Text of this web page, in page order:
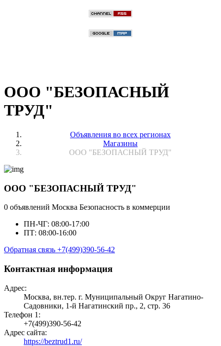
ООО "БЕЗОПАСНЫЙ
ТРУД"
Объявления во всех регионах
Магазины
ООО "БЕЗОПАСНЫЙ ТРУД"
ООО "БЕЗОПАСНЫЙ ТРУД"
0 объявлений Москва Безопасность в коммерции
ПН-ЧГ: 08:00-17:00
ПТ: 08:00-16:00
Обратная связь +7(499)390-56-42
Контактная информация
Адрес:
Москва, вн.тер. г. Муниципальный Округ Нагатино-
Садовники, 1-й Нагатинский пр., 2, стр. 36
Телефон 1:
+7(499)390-56-42
Адрес сайта:
https://beztrud1.ru/